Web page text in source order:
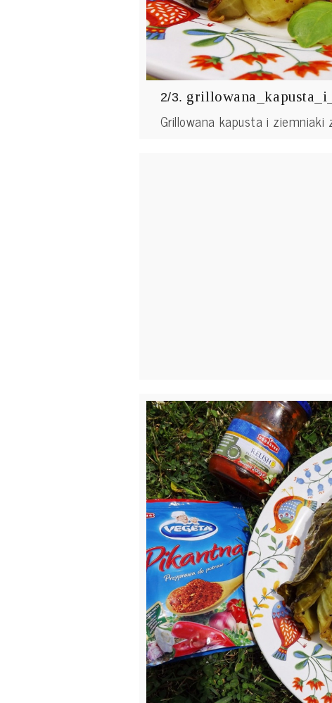
2/3.
Grillowana kapusta i ziemniaki